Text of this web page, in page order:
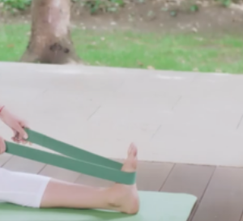
sisäinen rauha 01:27
aamun unelmat
05:00
kesäsade
vuoren hiljaisuus
merituuli 02:00
tuulen ääni